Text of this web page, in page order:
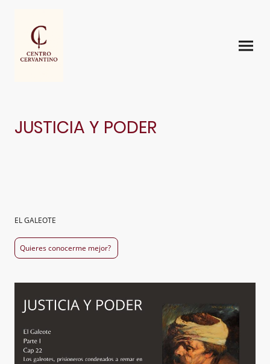
JUSTICIA Y PODER
EL GALEOTE
Quieres conocerme mejor?